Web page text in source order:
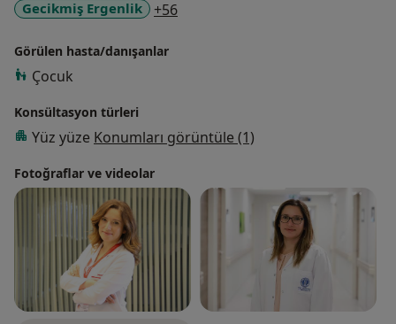
Doçent Doktor 2016
Memorial Sağlık Grubu Ağustos 2018
Gecikmiş Ergenlik
+56a11y_sr_more_diseases
Görülen hasta/danışanlar
Çocuk
Konsültasyon türleri
Yüz yüze Konumları görüntüle (1)
Fotoğraflar ve videolar